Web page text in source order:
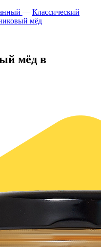
— Классический
мёд
мёд в